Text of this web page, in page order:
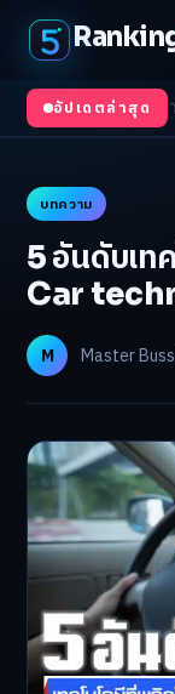
อัปเดตล่าสุด
เกี่ยวกับการแพทย์ที่ค
บทความ
5 อันดับเท
Car
M Master